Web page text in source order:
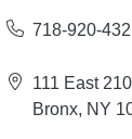
718-920-
111 East
Bronx, NY